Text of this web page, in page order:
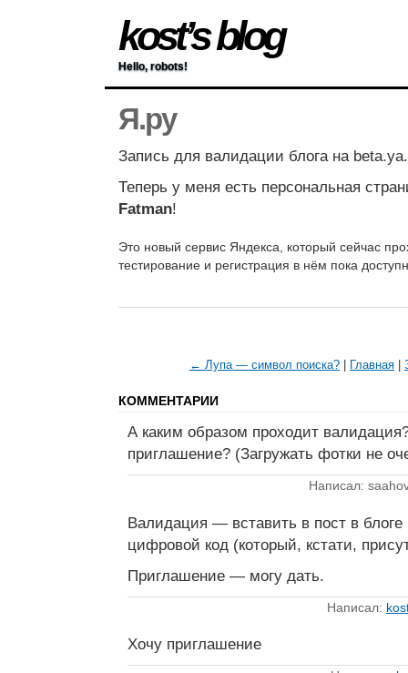
kost’s blog
Hello, robots!
Я.ру
Запись для валидации блога на
Теперь у меня есть персональная
Fatman!
Это новый сервис Яндекса, который сейчас
тестирование и регистрация в нём пока
← Лупа — символ поиска? Главная
КОММЕНТАРИИ
А каким образом проходит
приглашение? (Загружать фотки не
Написал:
Валидация — вставить в пост в
цифровой код (который, кстати,
Приглашение — могу дать.
Написал:
Хочу приглашение